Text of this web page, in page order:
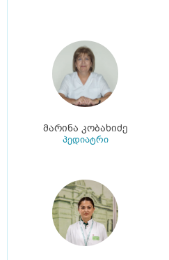
მარინა კობახიძე
პედიატრი